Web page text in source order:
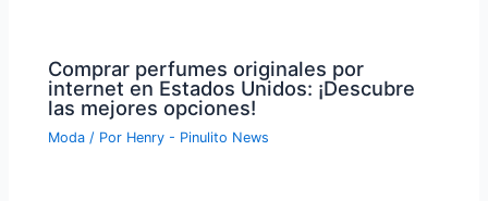
Comprar perfumes originales por
internet en Estados Unidos: ¡Descubre
las mejores opciones!
Moda / Por Henry - Pinulito News